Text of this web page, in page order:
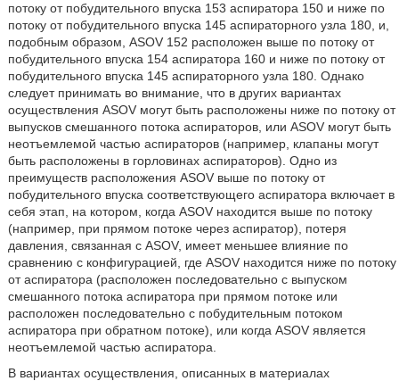
потоку от побудительного впуска 153 аспиратора 150 и ниже по
потоку от побудительного впуска 145 аспираторного узла 180, и,
подобным образом, ASOV 152 расположен выше по потоку от
побудительного впуска 154 аспиратора 160 и ниже по потоку от
побудительного впуска 145 аспираторного узла 180. Однако
следует принимать во внимание, что в других вариантах
осуществления ASOV могут быть расположены ниже по потоку от
выпусков смешанного потока аспираторов, или ASOV могут быть
неотъемлемой частью аспираторов (например, клапаны могут
быть расположены в горловинах аспираторов). Одно из
преимуществ расположения ASOV выше по потоку от
побудительного впуска соответствующего аспиратора включает в
себя этап, на котором, когда ASOV находится выше по потоку
(например, при прямом потоке через аспиратор), потеря
давления, связанная с ASOV, имеет меньшее влияние по
сравнению с конфигурацией, где ASOV находится ниже по потоку
от аспиратора (расположен последовательно с выпуском
смешанного потока аспиратора при прямом потоке или
расположен последовательно с побудительным потоком
аспиратора при обратном потоке), или когда ASOV является
неотъемлемой частью аспиратора.
В вариантах осуществления, описанных в материалах